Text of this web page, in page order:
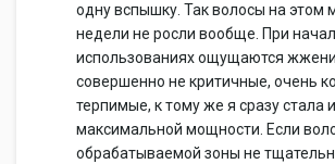
одну вспышку. Так волосы на этом
недели не росли вообще. При
использованиях ощущаются
совершенно не критичные, очень
терпимые, к тому же я сразу стала
максимальной мощности. Если
обрабатываемой зоны не